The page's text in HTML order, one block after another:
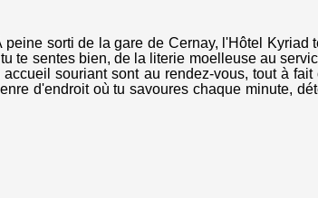
sorti de la gare de Cernay, l'Hôtel Kyriad
te sentes bien, de la literie moelleuse au
souriant sont au rendez-vous, tout à
d'endroit où tu savoures chaque minute,